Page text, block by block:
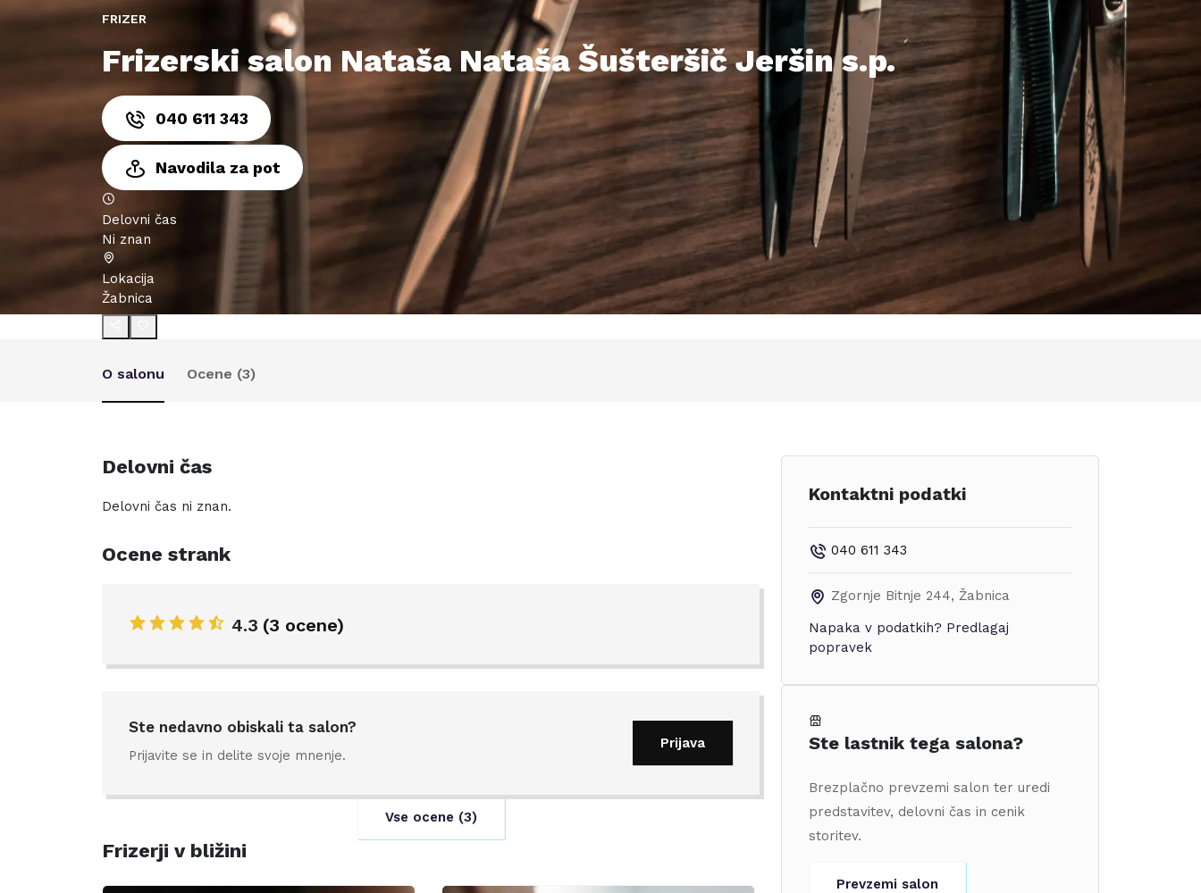
FRIZER
Frizerski salon Nataša Nataša Šušteršič Jeršin s.p.
040 611 343
Navodila za pot
Delovni čas
Ni znan
Lokacija
Žabnica
O salonu Ocene (3)
Delovni čas
Delovni čas ni znan.
Ocene strank
4.3 (3 ocene)
Ste nedavno obiskali ta salon?
Prijavite se in delite svoje mnenje.
Prijava
Vse ocene (3)
Frizerji v bližini
Kontaktni podatki
040 611 343
Zgornje Bitnje 244, Žabnica
Napaka v podatkih? Predlagaj
popravek
Ste lastnik tega salona?
Brezplačno prevzemi salon ter uredi
predstavitev, delovni čas in cenik
storitev.
Prevzemi salon